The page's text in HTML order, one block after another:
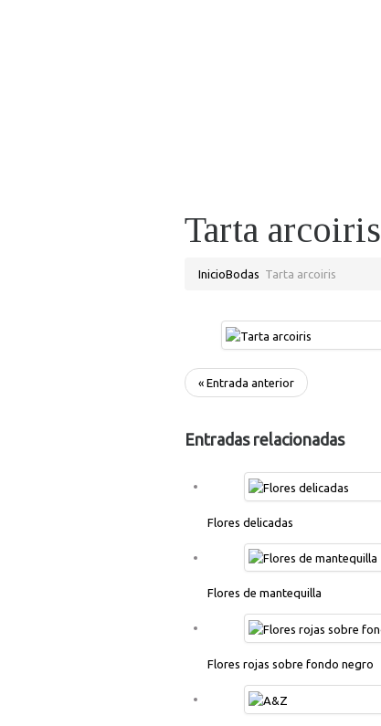
Tarta arcoiris
InicioBodas Tarta arcoiris
« Entrada anterior
Entradas relacionadas
Flores delicadas
Flores de mantequilla
Flores rojas sobre fondo negro